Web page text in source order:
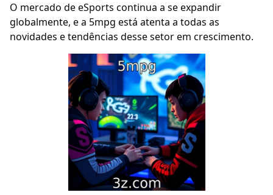
O mercado de eSports continua a se expandir
globalmente, e a 5mpg está atenta a todas as
novidades e tendências desse setor em crescimento.